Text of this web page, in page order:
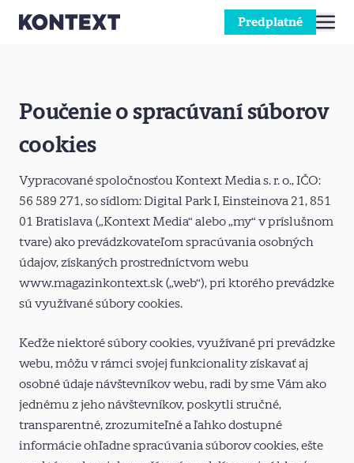
Predplatné
Poučenie o spracúvaní súborov
cookies
Vypracované spoločnosťou Kontext Media s. r. o., IČO:
56 589 271, so sídlom: Digital Park I, Einsteinova 21, 851
01 Bratislava („Kontext Media“ alebo „my“ v príslušnom
tvare) ako prevádzkovateľom spracúvania osobných
údajov, získaných prostredníctvom webu
www.magazinkontext.sk („web“), pri ktorého prevádzke
sú využívané súbory cookies.
Keďže niektoré súbory cookies, využívané pri prevádzke
webu, môžu v rámci svojej funkcionality získavať aj
osobné údaje návštevníkov webu, radi by sme Vám ako
jednému z jeho návštevníkov, poskytli stručné,
transparentné, zrozumiteľné a ľahko dostupné
informácie ohľadne spracúvania súborov cookies, ešte